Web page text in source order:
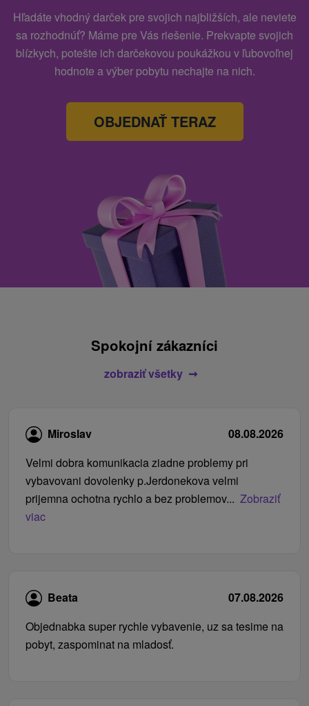
Hľadáte vhodný darček pre svojich najbližších, ale neviete
sa rozhodnúť? Máme pre Vás riešenie. Prekvapte svojich
blízkych, potešte ich darčekovou poukážkou v ľubovoľnej
hodnote a výber pobytu nechajte na nich.
OBJEDNAŤ TERAZ
Spokojní zákazníci
zobraziť všetky
Miroslav
08.08.2026
Velmi dobra komunikacia ziadne problemy pri
vybavovani dovolenky p.Jerdonekova velmi
prijemna ochotna rychlo a bez problemov... Zobraziť
viac
Beata
07.08.2026
Objednabka super rychle vybavenie, uz sa tesime na
pobyt, zaspominat na mladosť.